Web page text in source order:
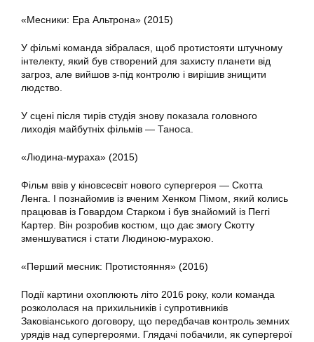
«Месники: Ера Альтрона» (2015)
У фільмі команда зібралася, щоб протистояти штучному
інтелекту, який був створений для захисту планети від
загроз, але вийшов з-під контролю і вирішив знищити
людство.
У сцені після тирів студія знову показала головного
лиходія майбутніх фільмів — Таноса.
«Людина-мураха» (2015)
Фільм ввів у кіновсесвіт нового супергероя — Скотта
Ленга. І познайомив із вченим Хенком Пімом, який колись
працював із Говардом Старком і був знайомий із Пеггі
Картер. Він розробив костюм, що дає змогу Скотту
зменшуватися і стати Людиною-мурахою.
«Перший месник: Протистояння» (2016)
Події картини охоплюють літо 2016 року, коли команда
розкололася на прихильників і супротивників
Заковіанського договору, що передбачав контроль земних
урядів над супергероями. Глядачі побачили, як супергерої